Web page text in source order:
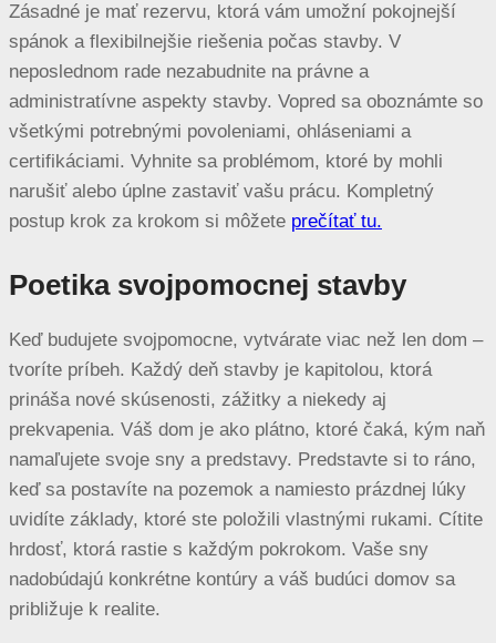
Zásadné je mať rezervu, ktorá vám umožní pokojnejší
spánok a flexibilnejšie riešenia počas stavby. V
neposlednom rade nezabudnite na právne a
administratívne aspekty stavby. Vopred sa oboznámte so
všetkými potrebnými povoleniami, ohláseniami a
certifikáciami. Vyhnite sa problémom, ktoré by mohli
narušiť alebo úplne zastaviť vašu prácu. Kompletný
postup krok za krokom si môžete prečítať tu.
Poetika svojpomocnej stavby
Keď budujete svojpomocne, vytvárate viac než len dom –
tvoríte príbeh. Každý deň stavby je kapitolou, ktorá
prináša nové skúsenosti, zážitky a niekedy aj
prekvapenia. Váš dom je ako plátno, ktoré čaká, kým naň
namaľujete svoje sny a predstavy. Predstavte si to ráno,
keď sa postavíte na pozemok a namiesto prázdnej lúky
uvidíte základy, ktoré ste položili vlastnými rukami. Cítite
hrdosť, ktorá rastie s každým pokrokom. Vaše sny
nadobúdajú konkrétne kontúry a váš budúci domov sa
približuje k realite.